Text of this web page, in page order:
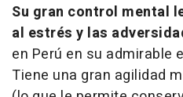
Su gran control mental
al estrés y las
en Perú en su admirable
Tiene una gran agilidad